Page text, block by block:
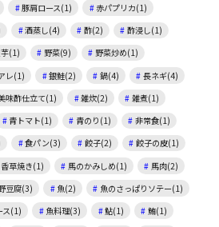
豚肩ロース(1)
赤パプリカ(1)
酒蒸し(4) 酢(2)
酢浸し(1)
(1) 野菜(9)
野菜炒め(1)
レ(1) 銀鮭(2) 鍋(4)
長ネギ(4)
味酢仕立て(1) 雑炊(2)
雑煮(1)
青トマト(1) 青のり(1)
非常食(1)
食パン(3) 餃子(2)
餃子の皮(1)
香草焼き(1) 馬のかみしめ(1)
馬肉(2)
豆腐(3) 魚(2)
魚のさっぱりソテー(1)
ス(1)
魚料理(3) 鮎(1)
鮪(1)